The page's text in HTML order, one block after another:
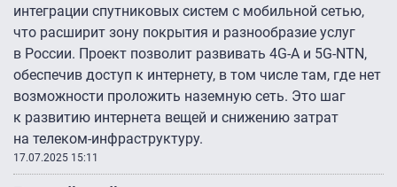
интеграции спутниковых систем с мобильной сетью,
что расширит зону покрытия и разнообразие услуг
в России. Проект позволит развивать 4G-A и 5G-NTN,
обеспечив доступ к интернету, в том числе там, где нет
возможности проложить наземную сеть. Это шаг
к развитию интернета вещей и снижению затрат
на телеком-инфраструктуру.
17.07.2025 15:11